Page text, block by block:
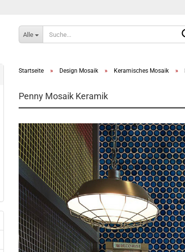
Alle
Startseite » Design Mosaik » Keramisches Mosaik »
Penny Mosaik Keramik